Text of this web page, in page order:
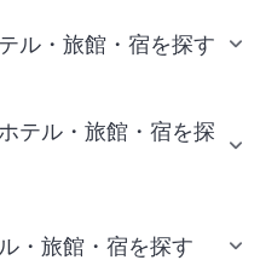
ル・旅館・宿を探す
テル・旅館・宿を探
・旅館・宿を探す